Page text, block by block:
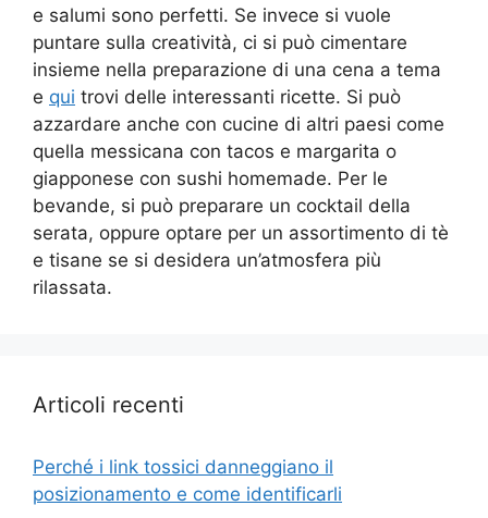
e salumi sono perfetti. Se invece si vuole
puntare sulla creatività, ci si può cimentare
insieme nella preparazione di una cena a tema
e qui trovi delle interessanti ricette. Si può
azzardare anche con cucine di altri paesi come
quella messicana con tacos e margarita o
giapponese con sushi homemade. Per le
bevande, si può preparare un cocktail della
serata, oppure optare per un assortimento di tè
e tisane se si desidera un’atmosfera più
rilassata.
Articoli recenti
Perché i link tossici danneggiano il
posizionamento e come identificarli